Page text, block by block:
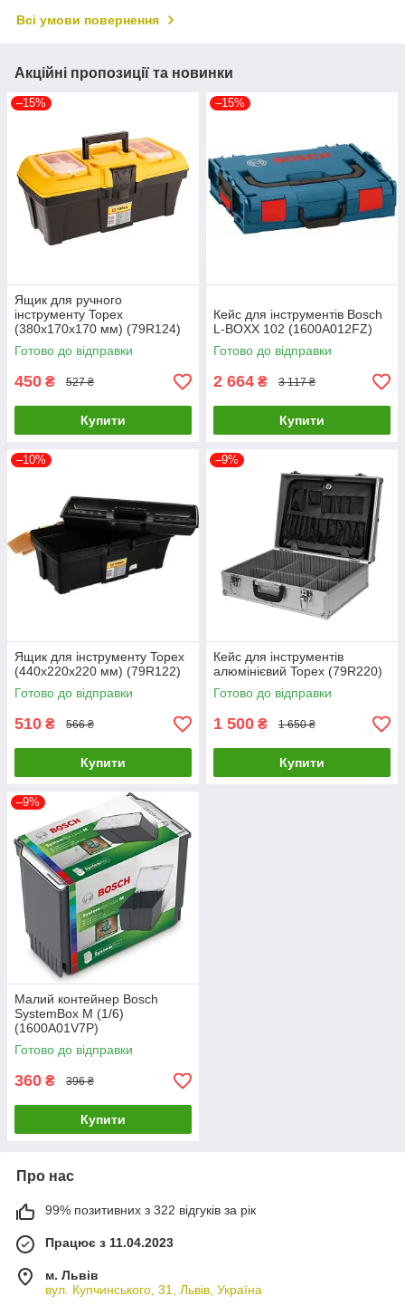
Всі умови повернення
Акційні пропозиції та новинки
–15%
Ящик для ручного
інструменту Topex
(380х170х170 мм) (79R124)
Готово до відправки
450 ₴ 527 ₴
Купити
–15%
Кейс для інструментів Bosch
L-BOXX 102 (1600A012FZ)
Готово до відправки
2 664 ₴ 3 117 ₴
Купити
–10%
Ящик для інструменту Topex
(440х220х220 мм) (79R122)
Готово до відправки
510 ₴ 566 ₴
Купити
–9%
Кейс для інструментів
алюмінієвий Topex (79R220)
Готово до відправки
1 500 ₴ 1 650 ₴
Купити
–9%
Малий контейнер Bosch
SystemBox M (1/6)
(1600A01V7P)
Готово до відправки
360 ₴ 396 ₴
Купити
Про нас
99% позитивних з 322 відгуків за рік
Працює з 11.04.2023
м. Львів
вул. Купчинського, 31, Львів, Україна